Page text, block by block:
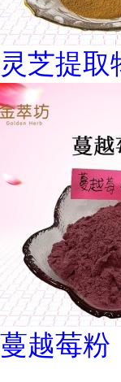
灵芝提取
蔓越莓粉